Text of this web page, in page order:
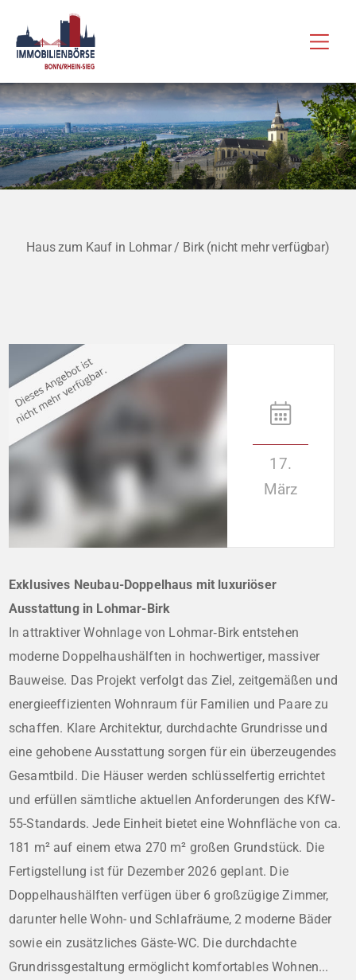
Inhalt
springen
Haus zum Kauf in Lohmar / Birk (nicht mehr verfügbar)
17.
März
Exklusives Neubau-Doppelhaus mit luxuriöser
Ausstattung in Lohmar-Birk
In attraktiver Wohnlage von Lohmar‑Birk entstehen
moderne Doppelhaushälften in hochwertiger, massiver
Bauweise. Das Projekt verfolgt das Ziel, zeitgemäßen und
energieeffizienten Wohnraum für Familien und Paare zu
schaffen. Klare Architektur, durchdachte Grundrisse und
eine gehobene Ausstattung sorgen für ein überzeugendes
Gesamtbild. Die Häuser werden schlüsselfertig errichtet
und erfüllen sämtliche aktuellen Anforderungen des KfW-
55-Standards. Jede Einheit bietet eine Wohnfläche von ca.
181 m² auf einem etwa 270 m² großen Grundstück. Die
Fertigstellung ist für Dezember 2026 geplant. Die
Doppelhaushälften verfügen über 6 großzügige Zimmer,
darunter helle Wohn- und Schlafräume, 2 moderne Bäder
sowie ein zusätzliches Gäste-WC. Die durchdachte
Grundrissgestaltung ermöglicht komfortables Wohnen...